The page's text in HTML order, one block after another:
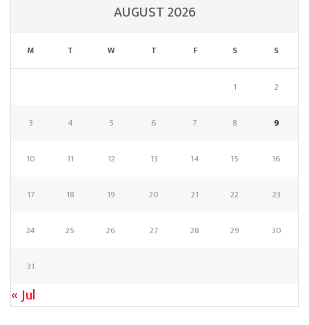
AUGUST 2026
M T W T F S S
1 2
3 4 5 6 7 8 9
10 11 12 13 14 15 16
17 18 19 20 21 22 23
24 25 26 27 28 29 30
31
« Jul